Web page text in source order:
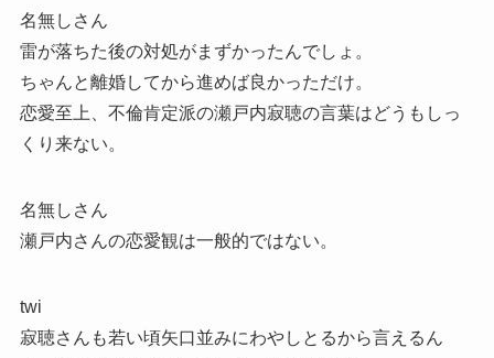
名無しさん
雷が落ちた後の対処がまずかったんでしょ。
ちゃんと離婚してから進めば良かっただけ。
恋愛至上、不倫肯定派の瀬戸内寂聴の言葉はどうもしっ
くり来ない。
名無しさん
瀬戸内さんの恋愛観は一般的ではない。
twi
寂聴さんも若い頃矢口並みにわやしとるから言えるん